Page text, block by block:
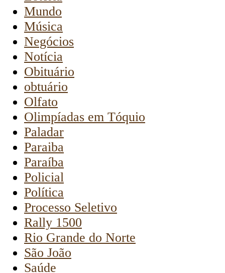
Mundo
Música
Negócios
Notícia
Obituário
obtuário
Olfato
Olimpíadas em Tóquio
Paladar
Paraiba
Paraíba
Policial
Política
Processo Seletivo
Rally 1500
Rio Grande do Norte
São João
Saúde